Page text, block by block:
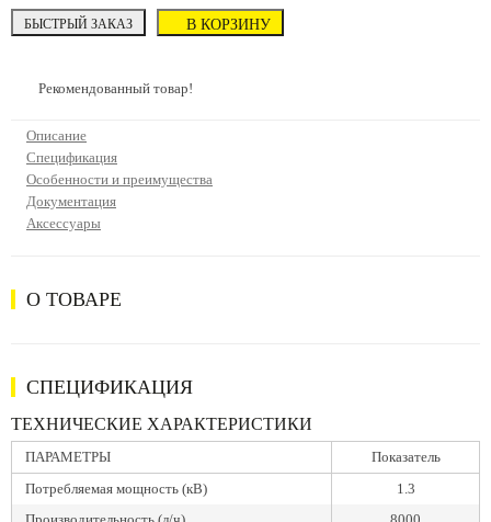
БЫСТРЫЙ ЗАКАЗ В КОРЗИНУ
Рекомендованный товар!
Описание
Спецификация
Особенности и преимущества
Документация
Аксессуары
О ТОВАРЕ
СПЕЦИФИКАЦИЯ
ТЕХНИЧЕСКИЕ ХАРАКТЕРИСТИКИ
ПАРАМЕТРЫ
Показатель
Потребляемая мощность (кВ)
1.3